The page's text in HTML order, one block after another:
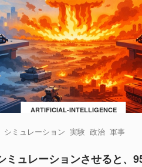
ARTIFICIAL-INTELLIGENCE
シミュレーション 実験 政治 軍事
ミュレーションさせると、